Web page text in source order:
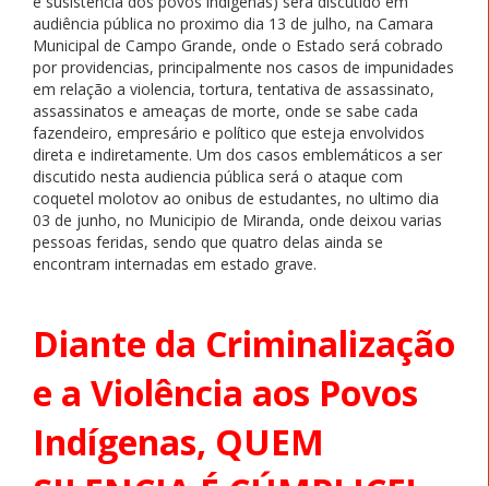
audiência pública no proximo dia 13 de julho, na Camara
Municipal de Campo Grande, onde o Estado será cobrado
por providencias, principalmente nos casos de impunidades
em relação a violencia, tortura, tentativa de assassinato,
assassinatos e ameaças de morte, onde se sabe cada
fazendeiro, empresário e político que esteja envolvidos
direta e indiretamente. Um dos casos emblemáticos a ser
discutido nesta audiencia pública será o ataque com
coquetel molotov ao onibus de estudantes, no ultimo dia
03 de junho, no Municipio de Miranda, onde deixou varias
pessoas feridas, sendo que quatro delas ainda se
encontram internadas em estado grave.
Diante da Criminalização
e a Violência aos Povos
Indígenas, QUEM